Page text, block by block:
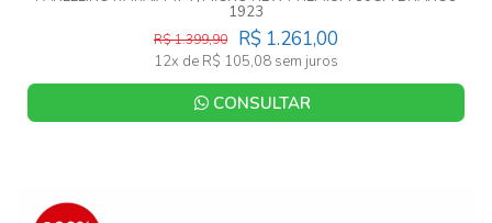
1923
R$ 1.261,00
R$ 1.399,90
12x de R$ 105,08 sem juros
CONSULTAR